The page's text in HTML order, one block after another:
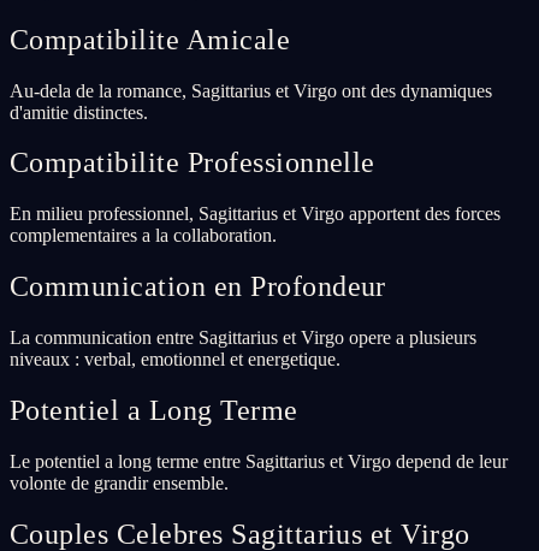
Compatibilite Amicale
Au-dela de la romance, Sagittarius et Virgo ont des dynamiques
d'amitie distinctes.
Compatibilite Professionnelle
En milieu professionnel, Sagittarius et Virgo apportent des forces
complementaires a la collaboration.
Communication en Profondeur
La communication entre Sagittarius et Virgo opere a plusieurs
niveaux : verbal, emotionnel et energetique.
Potentiel a Long Terme
Le potentiel a long terme entre Sagittarius et Virgo depend de leur
volonte de grandir ensemble.
Couples Celebres Sagittarius et Virgo